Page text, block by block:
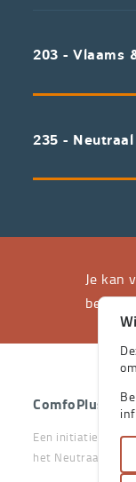
voorwaarden
uitstekend
waarvan
huis
stevige
zijn.
203 - Vlaams
235 -
Je kan
ComfoPlus -
Een initiatief van
het Neutraal